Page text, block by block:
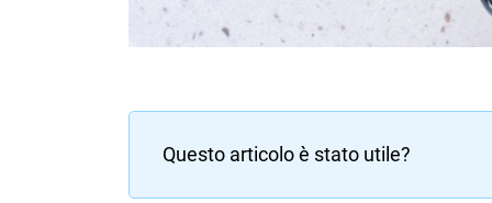
Questo articolo è stato utile?